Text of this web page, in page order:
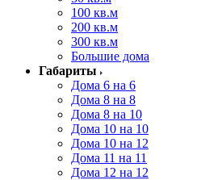
100 кв.м
200 кв.м
300 кв.м
Большие дома
Габариты
Дома 6 на 6
Дома 8 на 8
Дома 8 на 10
Дома 10 на 10
Дома 10 на 12
Дома 11 на 11
Дома 12 на 12